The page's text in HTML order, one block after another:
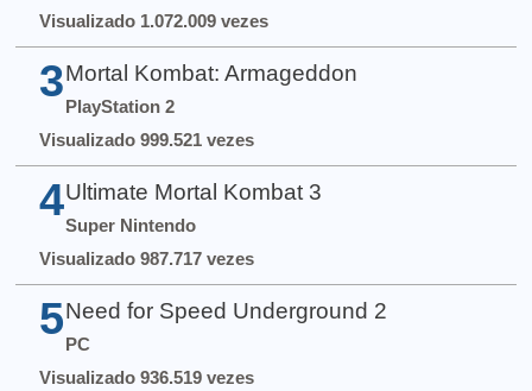
Visualizado 1.072.009 vezes
3 Mortal Kombat: Armageddon
PlayStation 2
Visualizado 999.521 vezes
4 Ultimate Mortal Kombat 3
Super Nintendo
Visualizado 987.717 vezes
5 Need for Speed Underground 2
PC
Visualizado 936.519 vezes